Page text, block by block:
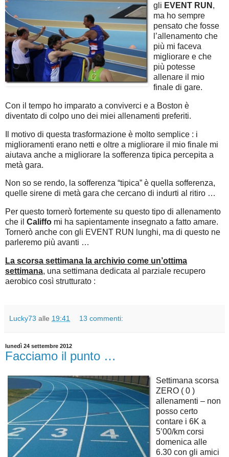
gli EVENT RUN ,
ma ho sempre
pensato che fosse
l’allenamento che
più mi faceva
migliorare e che
più potesse
allenare il mio
finale di gare.
Con il tempo ho imparato a conviverci e a Boston è
diventato di colpo uno dei miei allenamenti preferiti.
Il motivo di questa trasformazione è molto semplice : i
miglioramenti erano netti e oltre a migliorare il mio finale mi
aiutava anche a migliorare la sofferenza tipica percepita a
metà gara.
Non so se rendo, la sofferenza “tipica” è quella sofferenza,
quelle sirene di metà gara che cercano di indurti al ritiro …
Per questo tornerò fortemente su questo tipo di allenamento
che il Califfo mi ha sapientamente insegnato a fatto amare.
Tornerò anche con gli EVENT RUN lunghi, ma di questo ne
parleremo più avanti …
La scorsa settimana la archivio come un’ottima
settimana, una settimana dedicata al parziale recupero
aerobico così strutturato :
Lucky73 alle 19:41 13 commenti:
lunedì 24 settembre 2012
Facciamo il punto …
Settimana scorsa
ZERO ( 0 )
allenamenti – non
posso certo
contare i 6K a
5’00/km corsi
domenica alle
6.30 con gli amici